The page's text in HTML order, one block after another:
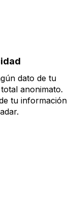
dato de tu
anonimato.
tu información